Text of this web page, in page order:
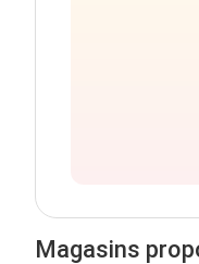
Magasins